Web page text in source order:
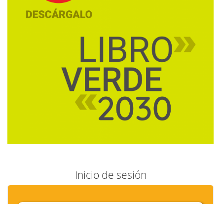
Inicio de sesión